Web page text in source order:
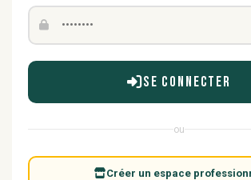
Se connecter
ou
Créer un espace